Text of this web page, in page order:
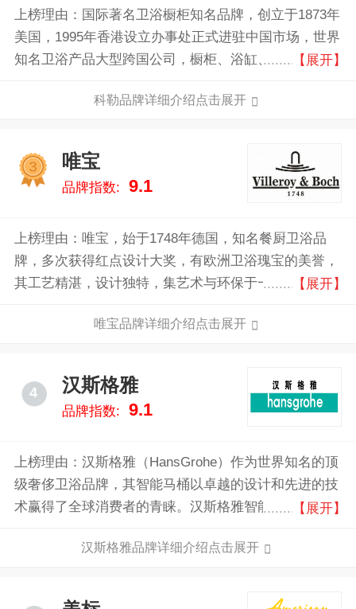
上榜理由：国际著名卫浴橱柜知名品牌，创立于1873年
美国，1995年香港设立办事处正式进驻中国市场，世界
知名卫浴产品大型跨国公司，橱柜、浴缸、脸盆、坐便
厂、800多家展厅和十几家设计体验中心，产品以卓越
【展开】
科勒品牌详细介绍点击展开
唯宝
品牌指数: 9.1
上榜理由：唯宝，始于1748年德国，知名餐厨卫浴品
牌，多次获得红点设计大奖，有欧洲卫浴瑰宝的美誉，
其工艺精湛，设计独特，集艺术与环保于一体，曾用于
【展开】
唯宝品牌详细介绍点击展开
4 汉斯格雅
品牌指数: 9.1
上榜理由：汉斯格雅（HansGrohe）作为世界知名的顶
级奢侈卫浴品牌，其智能马桶以卓越的设计和先进的技
术赢得了全球消费者的青睐。汉斯格雅智能马桶融合了
能感应系统和自动清洁功能确保了使用的便捷与卫生，
斯格雅注重环保，智能马桶采用节水设计，既节能又环
【展开】
汉斯格雅品牌详细介绍点击展开